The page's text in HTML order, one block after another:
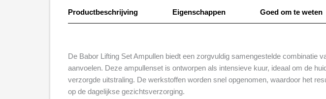
Productbeschrijving Eigenschappen Goed om te weten
De Babor Lifting Set Ampullen biedt een zorgvuldig samengestelde combinatie
aanvoelen. Deze ampullenset is ontworpen als intensieve kuur, ideaal om de
verzorgde uitstraling. De werkstoffen worden snel opgenomen, waardoor het
op de dagelijkse gezichtsverzorging.